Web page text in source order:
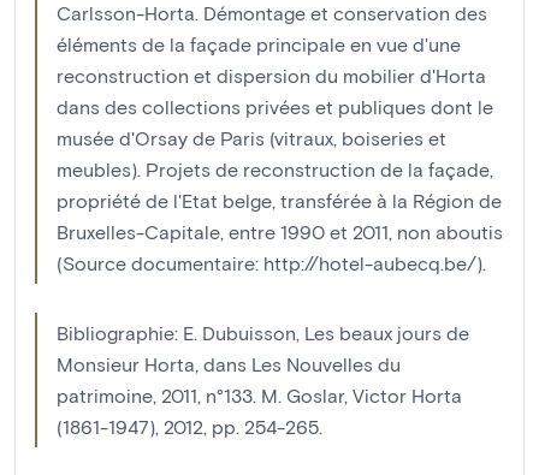
Carlsson-Horta. Démontage et conservation des
éléments de la façade principale en vue d'une
reconstruction et dispersion du mobilier d'Horta
dans des collections privées et publiques dont le
musée d'Orsay de Paris (vitraux, boiseries et
meubles). Projets de reconstruction de la façade,
propriété de l'Etat belge, transférée à la Région de
Bruxelles-Capitale, entre 1990 et 2011, non aboutis
(Source documentaire: http://hotel-aubecq.be/).
Bibliographie: E. Dubuisson, Les beaux jours de
Monsieur Horta, dans Les Nouvelles du
patrimoine, 2011, n°133. M. Goslar, Victor Horta
(1861-1947), 2012, pp. 254-265.